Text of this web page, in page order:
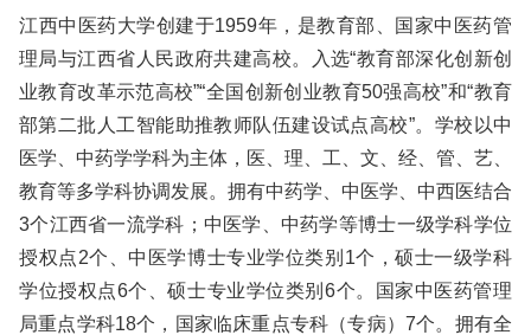
江西中医药大学创建于1959年，是教育部、国家中医药管
理局与江西省人民政府共建高校。入选“教育部深化创新创
业教育改革示范高校”“全国创新创业教育50强高校”和“教育
部第二批人工智能助推教师队伍建设试点高校”。学校以中
医学、中药学学科为主体，医、理、工、文、经、管、艺、
教育等多学科协调发展。拥有中药学、中医学、中西医结合
3个江西省一流学科；中医学、中药学等博士一级学科学位
授权点2个、中医学博士专业学位类别1个，硕士一级学科
学位授权点6个、硕士专业学位类别6个。国家中医药管理
局重点学科18个，国家临床重点专科（专病）7个。拥有全